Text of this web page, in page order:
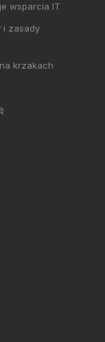
wsparcia IT
i zasady
krzakach